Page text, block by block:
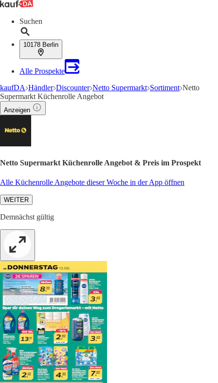
Suchen
10178 Berlin
Alle Prospekte
kaufDA Händler Discounter Netto Supermarkt Sortiment Netto
Supermarkt Küchenrolle Angebot
Anzeigen
Netto Supermarkt Küchenrolle Angebot & Preis im Prospekt
Alle Küchenrolle Angebote dieser Woche in der App öffnen
WEITER
Demnächst gültig